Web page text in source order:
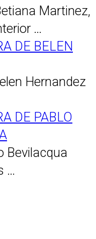
Martinez,
…
DE BELEN
Hernandez
DE PABLO
Bevilacqua
…